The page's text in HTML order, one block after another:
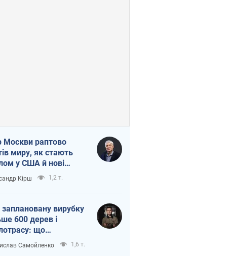
Москви раптово
миру, як стають
у США й нові
топ-рейтинги
Кірш 1,2 т.
вирубку
600 дерев і
що
на Теремках
Самойленко 1,6 т.